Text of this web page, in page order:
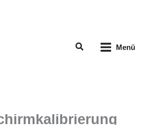
Suchen Menü